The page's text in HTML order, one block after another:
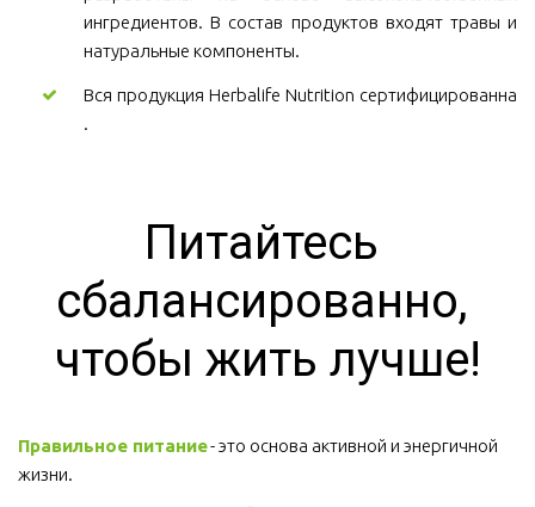
ингредиентов. В состав продуктов входят травы и
натуральные компоненты.
Вся продукция Herbalife Nutrition сертифицированна
.
Питайтесь
сбалансированно,
чтобы жить лучше!
Правильное питание - это основа активной и энергичной
жизни.